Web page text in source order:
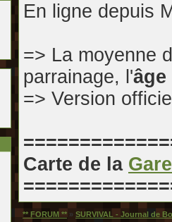
En ligne depuis
=> La moyenne
parrainage, l'
=> Version
Carte de la
** FORUM ** » SURVIVAL - Journal de